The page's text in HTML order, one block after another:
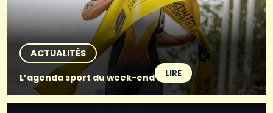
ACTUALITÉS
L’agenda sport du week-end
LIRE